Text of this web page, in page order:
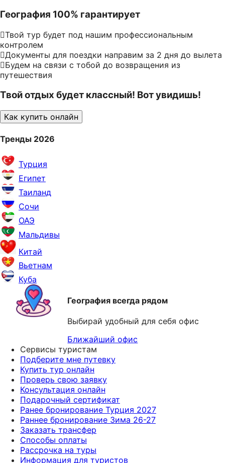
География 100% гарантирует
Твой тур будет под нашим профессиональным
контролем
Документы для поездки направим за 2 дня до вылета
Будем на связи с тобой до возвращения из
путешествия
Твой отдых будет классный! Вот увидишь!
Как купить онлайн
Тренды 2026
Турция
Египет
Таиланд
Сочи
ОАЭ
Мальдивы
Китай
Вьетнам
Куба
География всегда рядом
Выбирай удобный для себя офис
Ближайший офис
Сервисы туристам
Подберите мне путевку
Купить тур онлайн
Проверь свою заявку
Консультация онлайн
Подарочный сертификат
Ранее бронирование Турция 2027
Раннее бронирование Зима 26-27
Заказать трансфер
Способы оплаты
Рассрочка на туры
Информация для туристов